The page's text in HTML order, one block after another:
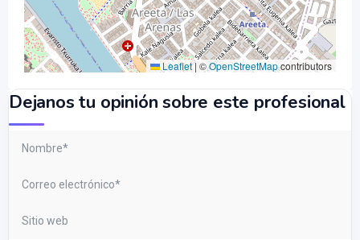
Leaflet| ©OpenStreetMapcontributors
Dejanos tu opinión sobre este profesional